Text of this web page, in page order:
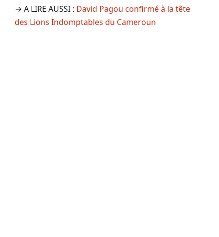
→ A LIRE AUSSI : David Pagou confirmé à la tête
des Lions Indomptables du Cameroun